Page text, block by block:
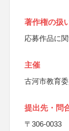
著作権の扱
応募作品に
主催
古河市教育
提出先・問
〒306-0033